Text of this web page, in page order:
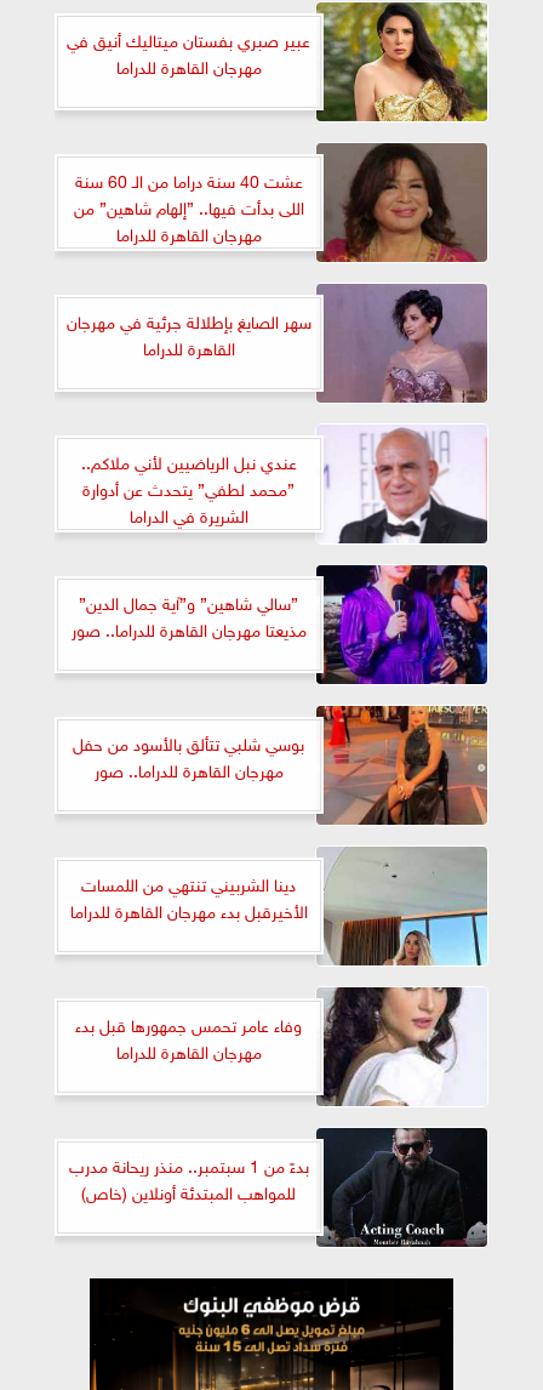
عبير صبري بفستان ميتاليك أنيق في
مهرجان القاهرة للدراما
عشت 40 سنة دراما من الـ 60 سنة
اللى بدأت فيها.. ”إلهام شاهين” من
مهرجان القاهرة للدراما
سهر الصايغ بإطلالة جرئية في مهرجان
القاهرة للدراما
عندي نبل الرياضيين لأني ملاكم..
”محمد لطفي” يتحدث عن أدوارة
الشريرة في الدراما
”سالي شاهين” و”آية جمال الدين”
مذيعتا مهرجان القاهرة للدراما.. صور
بوسي شلبي تتألق بالأسود من حفل
مهرجان القاهرة للدراما.. صور
دينا الشربيني تنتهي من اللمسات
الأخيرقبل بدء مهرجان القاهرة للدراما
وفاء عامر تحمس جمهورها قبل بدء
مهرجان القاهرة للدراما
بدءً من 1 سبتمبر.. منذر ريحانة مدرب
للمواهب المبتدئة أونلاين (خاص)